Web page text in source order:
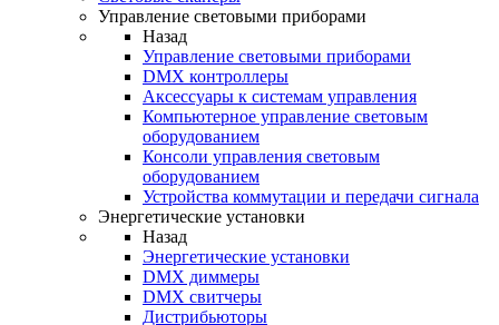
Управление световыми приборами
Назад
Управление световыми приборами
DMX контроллеры
Аксессуары к системам управления
Компьютерное управление световым
оборудованием
Консоли управления световым
оборудованием
Устройства коммутации и передачи сигнала
Энергетические установки
Назад
Энергетические установки
DMX диммеры
DMX свитчеры
Дистрибьюторы